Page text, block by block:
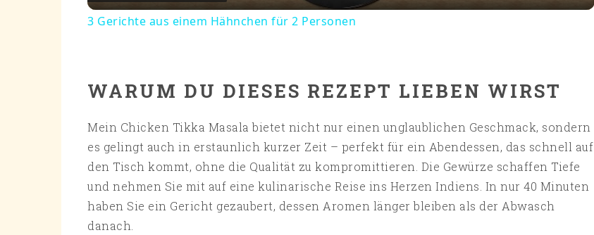
3 Gerichte aus einem Hähnchen für 2 Personen
WARUM DU DIESES REZEPT LIEBEN WIRST
Mein Chicken Tikka Masala bietet nicht nur einen unglaublichen Geschmack, sondern
es gelingt auch in erstaunlich kurzer Zeit – perfekt für ein Abendessen, das schnell auf
den Tisch kommt, ohne die Qualität zu kompromittieren. Die Gewürze schaffen Tiefe
und nehmen Sie mit auf eine kulinarische Reise ins Herzen Indiens. In nur 40 Minuten
haben Sie ein Gericht gezaubert, dessen Aromen länger bleiben als der Abwasch
danach.